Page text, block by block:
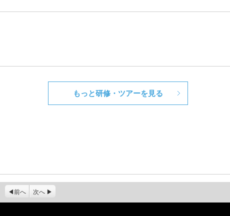
もっと研修・ツアーを見る
前へ 次へ